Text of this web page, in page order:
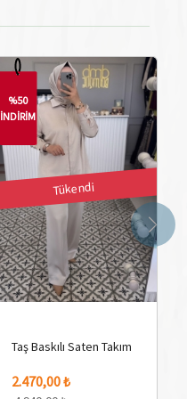
%50
İNDİRİM
Tükendi
Taş Baskılı Saten Takım
2.470,00 ₺